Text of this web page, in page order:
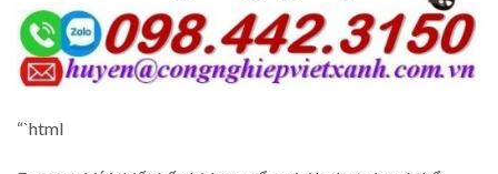
“`html